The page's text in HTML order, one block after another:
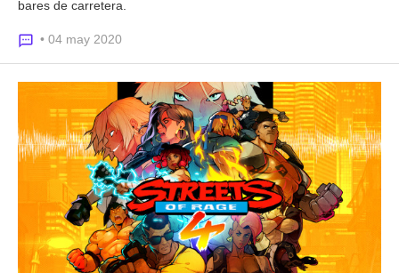
bares de carretera.
• 04 may 2020